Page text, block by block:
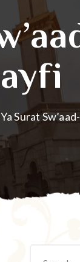
Surat